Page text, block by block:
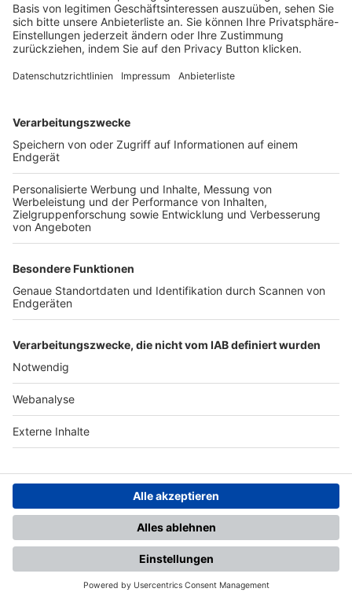
Login SpielPlus
FOLGE DEM BFV
TOP-VEREINE
TOP-PARTNER
SFV DFB
Nutzungsbedingungen Datenschutz Impressum
Ihr Gerät wird möglicherweise
nicht vollständig unterstützt.
Für die beste Nutzung empfehlen
wir ein kompatibles Gerät oder
einen aktuellen Browser.